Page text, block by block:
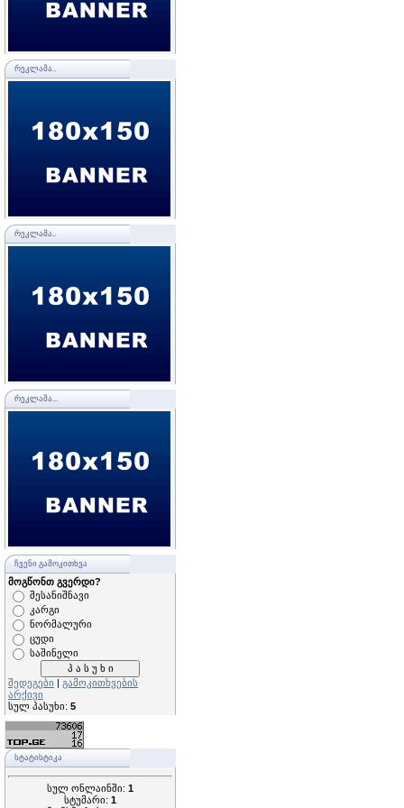
ᲠᲔᲙᲚᲐᲛᲐ..
ᲠᲔᲙᲚᲐᲛᲐ..
ᲠᲔᲙᲚᲐᲛᲐ...
ᲩᲕᲔᲜᲘ ᲒᲐᲛᲝᲙᲘᲗᲮᲕᲐ
მოგწონთ გვერდი?
შესანიშნავი
კარგი
ნორმალური
ცუდი
საშინელი
შედეგები | გამოკითხვების
არქივი
სულ პასუხი: 5
ᲡᲢᲐᲢᲘᲡᲢᲘᲙᲐ
სულ ონლაინში: 1
სტუმარი: 1